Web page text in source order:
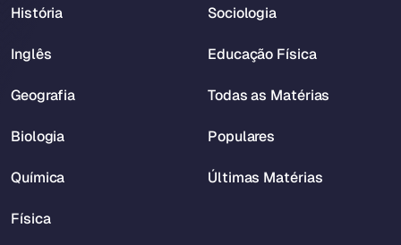
História
Inglês
Geografia
Biologia
Química
Física
Sociologia
Educação Física
Todas as Matérias
Populares
Últimas Matérias